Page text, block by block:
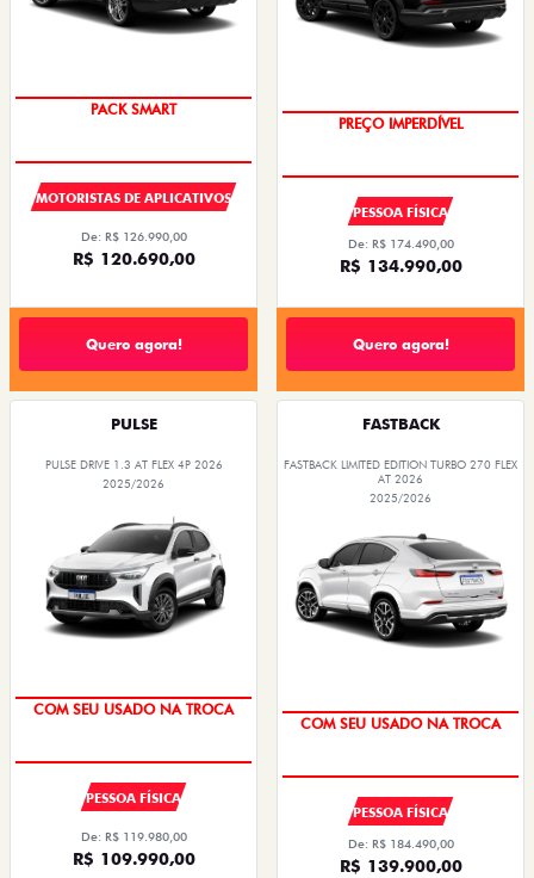
PACK SMART
MOTORISTAS DE APLICATIVOS
De: R$ 126.990,00
R$ 120.690,00
Quero agora!
PREÇO IMPERDÍVEL
PESSOA FÍSICA
De: R$ 174.490,00
R$ 134.990,00
Quero agora!
PULSE
PULSE DRIVE 1.3 AT FLEX 4P 2026
2025/2026
COM SEU USADO NA TROCA
PESSOA FÍSICA
De: R$ 119.980,00
R$ 109.990,00
FASTBACK
FASTBACK LIMITED EDITION TURBO 270 FLEX
AT 2026
2025/2026
COM SEU USADO NA TROCA
PESSOA FÍSICA
De: R$ 184.490,00
R$ 139.900,00